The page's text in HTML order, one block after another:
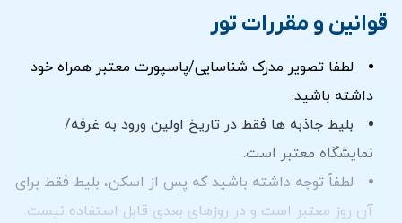
ترانسفر در صورت انتخاب گزینه ترانسفر
قوانین و مقررات تور
لطفا تصویر مدرک شناسایی/پاسپورت معتبر همراه خود
داشته باشید.
بلیط جاذبه ها فقط در تاریخ اولین ورود به غرفه/
نمایشگاه معتبر است.
لطفاً توجه داشته باشید که پس از اسکن، بلیط فقط برای
آن روز معتبر است و در روزهای بعدی قابل استفاده نیست.